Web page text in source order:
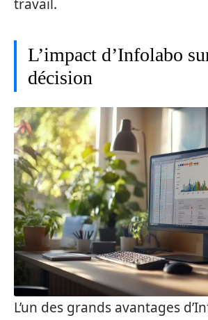
travail.
L’impact d’Infolabo
décision
L’un des grands avantages